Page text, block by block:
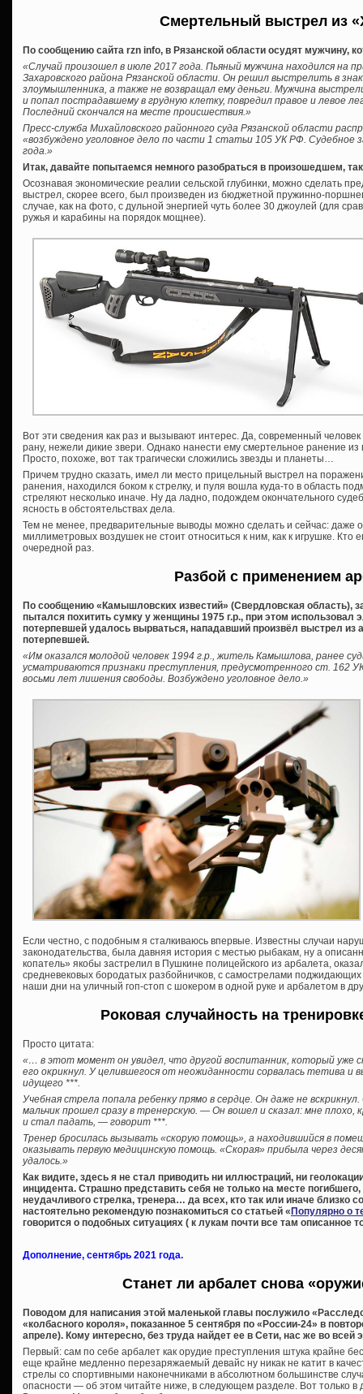
Смертельный выстрел из
По сообщению сайта rzn info, в Рязанской области осудят мужчину,
«Случай произошел в июле 2017 года. Пьяный мужчина находился на
Захаровского района Рязанской области. Он решил выстрелить в
злоумышленника, а также не возвращал ему деньги. Мужчина
и попал пострадавшему в грудную клетку, повредил правое и левое
Последний скончался на месте происшествия.»
Пресс-служба Михайловского районного суда Рязанской области
«возбуждено уголовное дело по части 1 статьи 105 УК РФ. Судебное
года.»
Итак, давайте попытаемся немного разобраться в произошедшем,
Осознавая экономические реалии сельской глубинки, можно сделать
выстрел, скорее всего, был произведен из бюджетной пружинно-
случае, как на фото, с дульной энергией чуть более 30 джоулей (для
ружья и карабины на порядок мощнее).
Вот эти сведения как раз и вызывают интерес. Да, современный
рану, нежели дикие звери. Однако нанести ему смертельное ранение
Просто, похоже, вот так трагически сложились звезды и планеты…
Причем трудно сказать, имел ли место прицельный выстрел на
ранения, находился боком к стрелку, и пуля вошла куда-то в область
стреляют несколько иначе. Ну да ладно, подождем окончательного
ясность в обстоятельствах дела.
Тем не менее, предварительные выводы можно сделать и сейчас:
миллиметровых воздушек не стоит относиться к ним, как к игрушке. Кто
очередной раз.
Разбой с применением
По сообщению «Камышловских известий» (Свердловская область),
пытался похитить сумку у женщины 1975 г.р., при этом использовал
потерпевшей удалось вырваться, нападавший произвёл выстрел из
потерпевшей.
«Им оказался молодой человек 1994 г.р., житель Камышлова, ранее
усматриваются признаки преступления, предусмотренного ст. 162
восьми лет лишения свободы. Возбуждено уголовное дело.»
Если честно, с подобным я сталкиваюсь впервые. Известны случаи
законодательства, была давняя история с местью рыбакам, ну а
копатель» якобы застрелил в Пушкине полицейского из арбалета,
средневековых бородатых разбойничков, с самострелами поджидающих
наши дни на уличный гоп-стоп с шокером в одной руке и арбалетом в
Роковая случайность на
Просто цитата:
«… в этот момент он увидел, что другой воспитанник, который уже
его окрикнул. У целившегося от неожиданности сорвалась тетива и
идущего ***.
Учебная стрела попала ребенку прямо в сердце. Он даже не
мальчик прошел сразу в тренерскую. — Он вошел и сказал: мне плохо,
и стал падать, — говорит ***.
Тренер бросилась вызывать «скорую помощь», а находившийся в
оказывать первую медицинскую помощь. «Скорая» прибыла через
удалось.»
Как видите, здесь я не стал приводить ни иллюстраций, ни
инцидента. Страшно представить себя не только на месте
неудачливого стрелка, тренера… да всех, кто так или иначе близко
настоятельно рекомендую познакомиться со статьей « Популярно о
говорится о подобных ситуациях ( к лукам почти все там описанное
Дополнение, сентябрь 2021 года.
Станет ли арбалет снова
Поводом для написания этой маленькой главы послужило
«колбасного короля», показанное 5 сентября по «России-24» в
апреле). Кому интересно, без труда найдет ее в Сети, нас же во всей
Первый: сам по себе арбалет как орудие преступления штука крайне
еще крайне медленно перезаряжаемый девайс ну никак не катит в
стрелы со спортивными наконечниками в абсолютном большинстве
опасности — об этом читайте ниже, в следующем разделе. Вот только